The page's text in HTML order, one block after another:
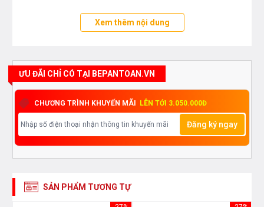
Xem thêm nội dung
ƯU ĐÃI CHỈ CÓ TẠI BEPANTOAN.VN
CHƯƠNG TRÌNH KHUYẾN MÃI LÊN TỚI 3.050.000Đ
Đăng ký ngay
SẢN PHẨM TƯƠNG TỰ